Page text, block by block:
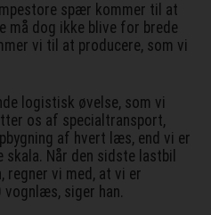
spær kommer til at
må dog ikke blive for brede
vi til at producere, som vi
logistisk øvelse, som vi
os af specialtransport,
af hvert læs, end vi er
Når den sidste lastbil
regner vi med, at vi er
siger han.